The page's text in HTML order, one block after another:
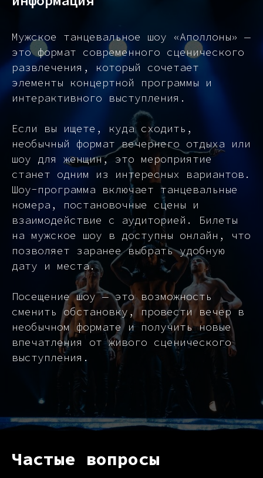
Мужское танцевальное шоу «Аполлоны» —
это формат современного сценического
развлечения, который сочетает
элементы концертной программы и
интерактивного выступления.
Если вы ищете, куда сходить,
необычный формат вечернего отдыха или
шоу для женщин, это мероприятие
станет одним из интересных вариантов.
Шоу-программа включает танцевальные
номера, постановочные сцены и
взаимодействие с аудиторией. Билеты
на мужское шоу в доступны онлайн, что
позволяет заранее выбрать удобную
дату и места.
Посещение шоу — это возможность
сменить обстановку, провести вечер в
необычном формате и получить новые
впечатления от живого сценического
выступления.
Частые вопросы